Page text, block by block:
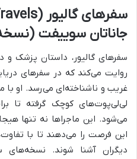
جاناتان سوییفت
سفرهای گالیور، داستان پزشک و
روایت می‌کند که در سفرهای
غریب و ناشناخته‌ای می‌رسد. او با
لی‌لی‌پوت‌های کوچک گرفته تا
می‌شود. این ماجراها نه تنها
این فرصت را می‌دهند تا با
دیگران آشنا شوند.